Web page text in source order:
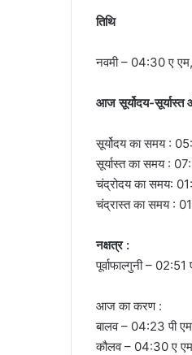
तिथि
नवमी – 04:30ए एम
आज सूर्योदय-
सूर्योदय का समय :
सूर्यास्त का समय :
चंद्रोदय का समय:
चंद्रास्त का समय :
नक्षत्र :
पूर्वाफाल्गुनी – 02:51
आज का करण :
बालव – 04:23पी एम
कौलव – 04:30ए एम